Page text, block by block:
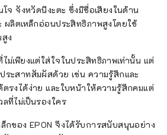
ตอบสนองผู้ที่ชื่นชอบกีฬาทุกคน
โจ จังหวัดนีงะตะ ซึ่งมีชื่อเสียงในด้าน
ผลิตเหล็กอ่อนประสิทธิภาพสูงโดยใช้
ง
ม่เพียงแต่ใส่ใจในประสิทธิภาพเท่านั้น แต่
ะสาทสัมผัสด้วย เช่น ความรู้สึกและ
รงได้ง่าย และใบหน้าให้ความรู้สึกคมแต่
ที่ไม่เป็นรองใคร
กของ EPON จึงได้รับการสนับสนุนอย่าง